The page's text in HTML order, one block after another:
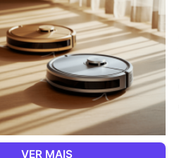
VER MAIS